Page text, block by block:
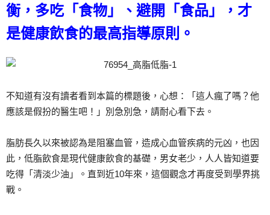
衡，多吃「食物」、避開「食品」，才
是健康飲食的最高指導原則。
不知道有沒有讀者看到本篇的標題後，心想：「這人瘋了嗎？他
應該是假扮的醫生吧！」別急別急，請耐心看下去。
脂肪長久以來被認為是阻塞血管，造成心血管疾病的元凶，也因
此，低脂飲食是現代健康飲食的基礎，男女老少，人人皆知道要
吃得「清淡少油」。直到近10年來，這個觀念才再度受到學界挑
戰。